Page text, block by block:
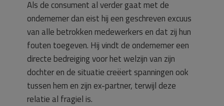
Als de consument al verder gaat met de
ondernemer dan eist hij een geschreven excuus
van alle betrokken medewerkers en dat zij hun
fouten toegeven. Hij vindt de ondernemer een
directe bedreiging voor het welzijn van zijn
dochter en de situatie creëert spanningen ook
tussen hem en zijn ex-partner, terwijl deze
relatie al fragiel is.